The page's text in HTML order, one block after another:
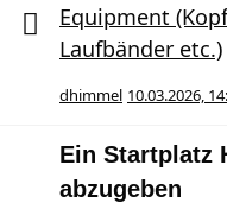
Equipment
Laufbänder etc.)
dhimmel 10.03.2026,
Ein Startplatz
abzugeben